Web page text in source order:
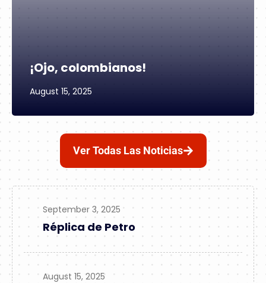
¡Ojo, colombianos!
August 15, 2025
Ver Todas Las Noticias
September 3, 2025
Réplica de Petro
August 15, 2025